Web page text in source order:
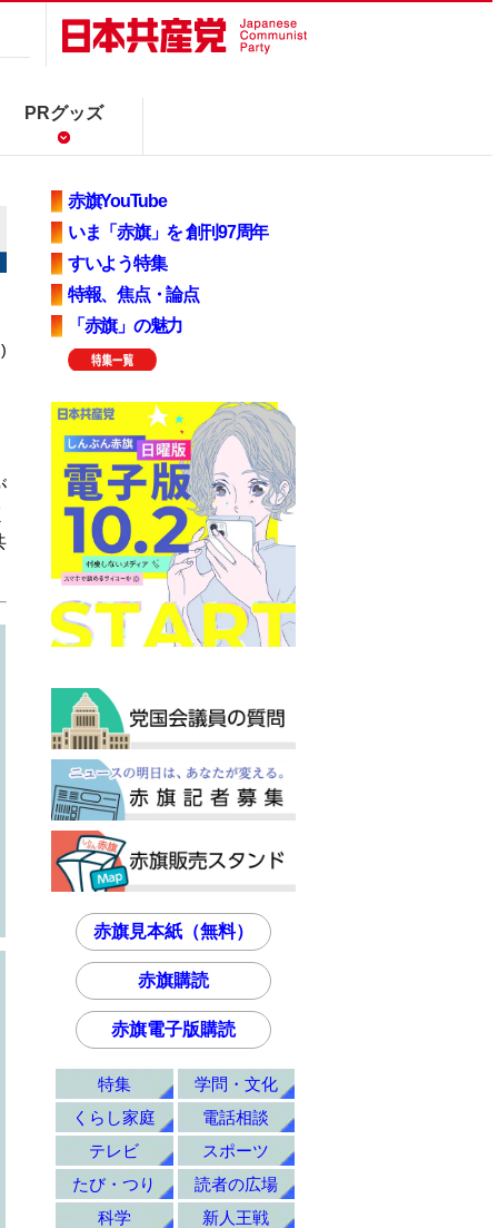
PRグッズ
赤旗YouTube
いま「赤旗」を 創刊97周年
すいよう特集
特報、焦点・論点
「赤旗」の魅力
赤旗見本紙（無料）
赤旗購読
赤旗電子版購読
特集
学問・文化
くらし家庭
電話相談
テレビ
スポーツ
たび・つり
読者の広場
科学
新人王戦